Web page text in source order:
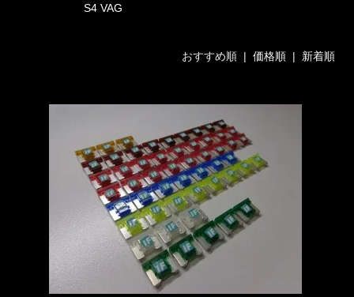
S4 VAG
おすすめ順 | 価格順| 新着順